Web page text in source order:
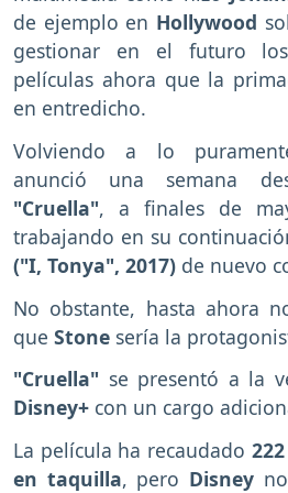
de ejemplo en Hollywood
gestionar en el futuro
películas ahora que la
en entredicho.
Volviendo a lo
anunció una semana
"Cruella", a finales de
trabajando en su
("I, Tonya", 2017) de nuevo
No obstante, hasta ahora
que Stone sería la
"Cruella" se presentó a la
Disney+ con un cargo
La película ha recaudado
en taquilla, pero Disney